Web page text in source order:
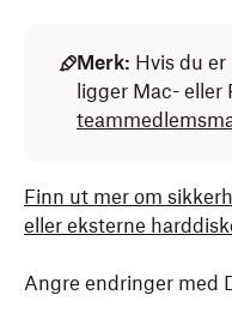
Merk: Hvis du
ligger Mac- eller
Finn ut mer om
eller eksterne
Angre endringer med